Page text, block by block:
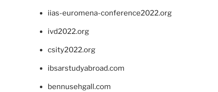
iias-euromena-conference2022.org
ivd2022.org
csity2022.org
ibsarstudyabroad.com
bennusehgall.com